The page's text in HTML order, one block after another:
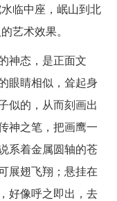
临中座，岷山到北
艺术效果。
神态，是正面文
眼睛相似，耸起身
似的，从而刻画出
神之笔，把画鹰一
系着金属圆轴的苍
展翅飞翔；悬挂在
好像呼之即出，去